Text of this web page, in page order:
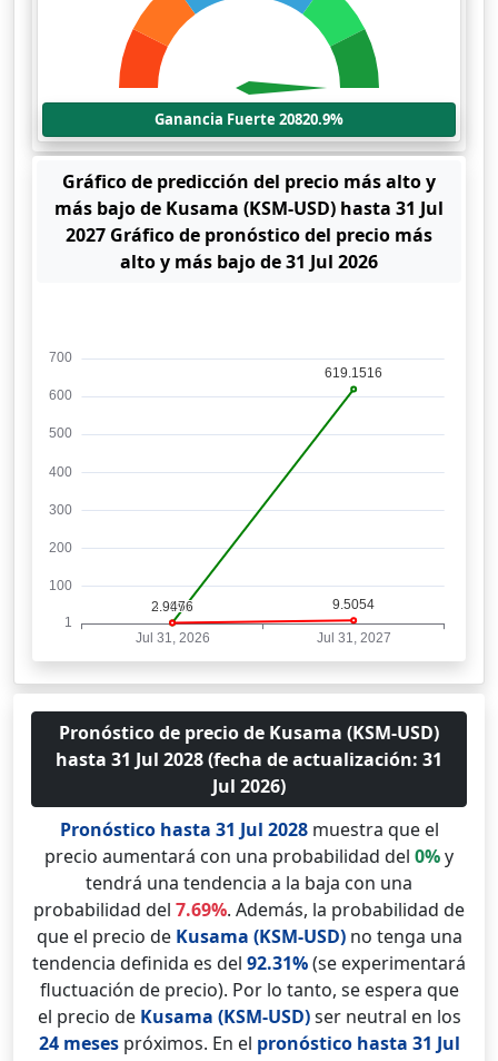
Ganancia Fuerte 20820.9%
Gráfico de predicción del precio más alto y
más bajo de Kusama (KSM-USD) hasta 31 Jul
2027 Gráfico de pronóstico del precio más
alto y más bajo de 31 Jul 2026
Pronóstico de precio de Kusama (KSM-USD)
hasta 31 Jul 2028 (fecha de actualización: 31
Jul 2026)
Pronóstico hasta 31 Jul 2028muestra que el
precio aumentará con una probabilidad del 0%y
tendrá una tendencia a la baja con una
probabilidad del 7.69%. Además, la probabilidad de
que el precio de Kusama (KSM-USD)no tenga una
tendencia definida es del 92.31%(se experimentará
fluctuación de precio). Por lo tanto, se espera que
el precio de Kusama (KSM-USD)ser neutral en los
24 mesespróximos. En el pronóstico hasta 31 Jul